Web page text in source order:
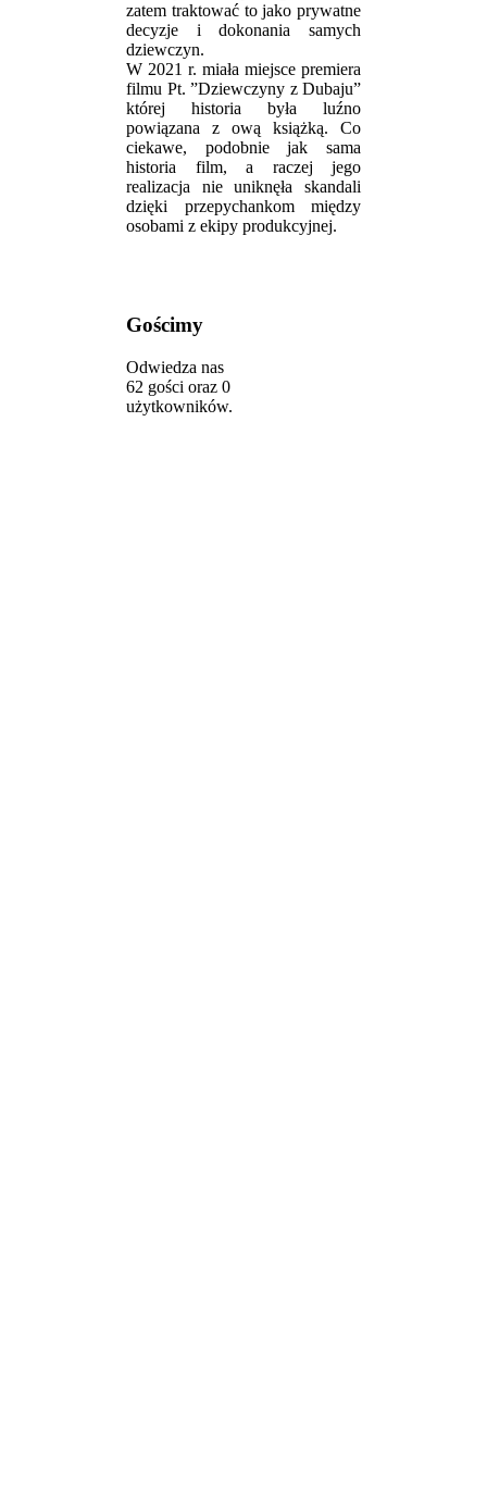
zatem traktować to jako prywatne
decyzje i dokonania samych
dziewczyn.
W 2021 r. miała miejsce premiera
filmu Pt. ”Dziewczyny z Dubaju”
której historia była luźno
powiązana z ową książką. Co
ciekawe, podobnie jak sama
historia film, a raczej jego
realizacja nie uniknęła skandali
dzięki przepychankom między
osobami z ekipy produkcyjnej.
Gościmy
Odwiedza nas
62 gości oraz 0
użytkowników.